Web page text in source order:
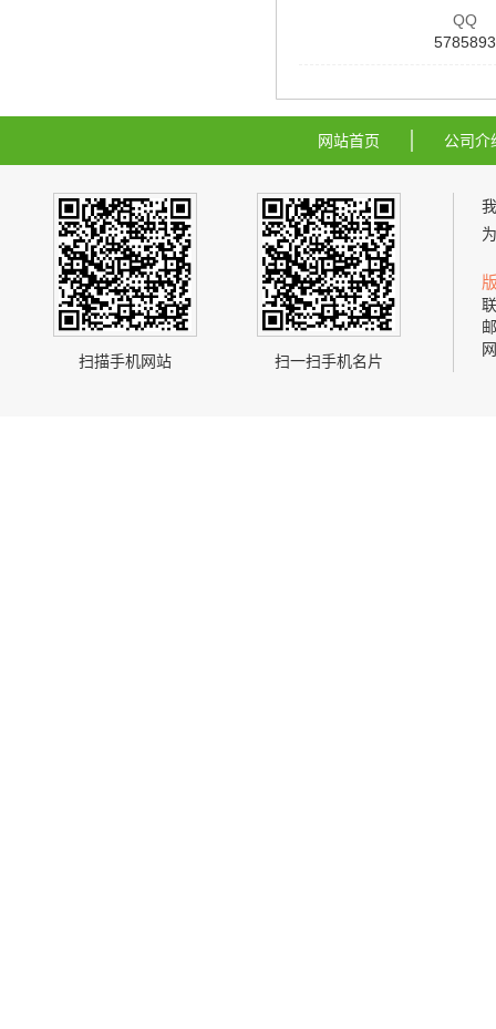
QQ
5785893
网站首页 公司介
扫描手机网站 扫一扫手机名片